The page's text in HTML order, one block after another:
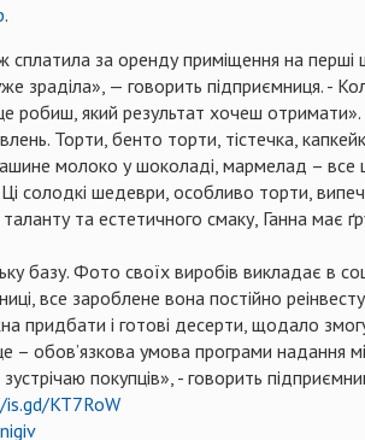
.
за оренду приміщення на перші
зраділа», — говорить підприємниця. -
робиш, який результат хочеш отримати».
Торти, бенто торти, тістечка,
молоко у шоколаді, мармелад – все
шедеври, особливо торти,
та естетичного смаку, Ганна має
базу. Фото своїх виробів викладає в
все зароблене вона постійно
і готові десерти, щодало змогу
обов’язкова умова програми надання
покупців», - говорить
KT7RoW